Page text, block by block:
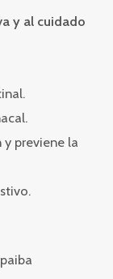
y al cuidado
previene la